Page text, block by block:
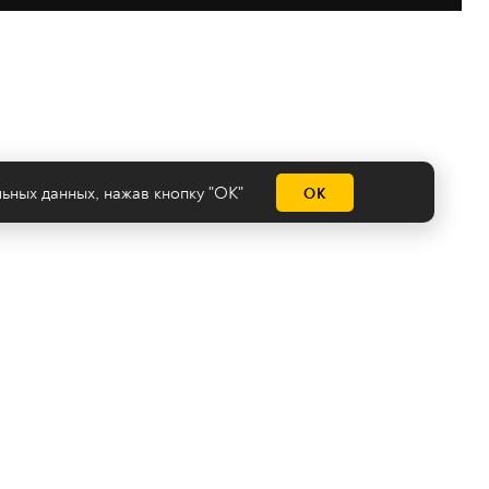
данных, нажав кнопку "ОК" ОК